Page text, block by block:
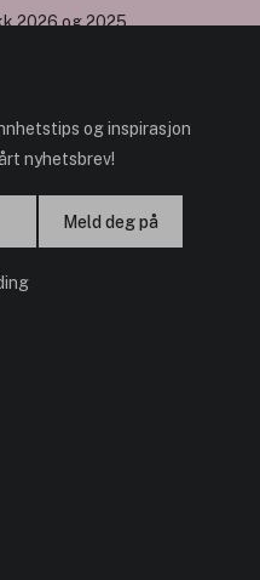
og inspirasjon
nyhetsbrev!
Meld deg på